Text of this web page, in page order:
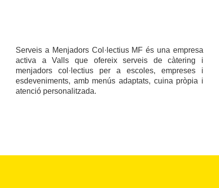
Serveis a Menjadors Col·lectius MF és una empresa
activa a Valls que ofereix serveis de càtering i
menjadors col·lectius per a escoles, empreses i
esdeveniments, amb menús adaptats, cuina pròpia i
atenció personalitzada.